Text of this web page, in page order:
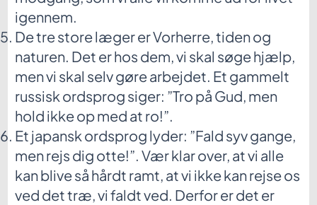
igennem.
De tre store læger er Vorherre, tiden og
naturen. Det er hos dem, vi skal søge hjælp,
men vi skal selv gøre arbejdet. Et gammelt
russisk ordsprog siger: ”Tro på Gud, men
hold ikke op med at ro!”.
Et japansk ordsprog lyder: ”Fald syv gange,
men rejs dig otte!”. Vær klar over, at vi alle
kan blive så hårdt ramt, at vi ikke kan rejse os
ved det træ, vi faldt ved. Derfor er det er